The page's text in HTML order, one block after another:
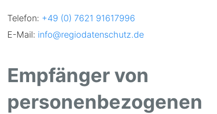
Telefon: +49 (0) 7621 91617996
E-Mail: info@regiodatenschutz.de
Empfänger von
personenbezogenen